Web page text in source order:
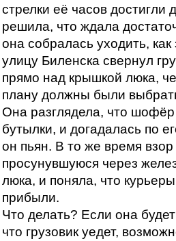
стрелки её часов достигли
решила, что ждала
она собралась уходить,
улицу Биленска свернул
прямо над крышкой люка,
плану должны были
Она разглядела, что шофёр
бутылки, и догадалась по
он пьян. В то же время взор
просунувшуюся через
люка, и поняла, что
прибыли.
Что делать? Если она
что грузовик уедет,